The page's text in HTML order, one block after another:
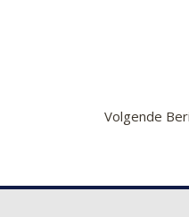
Volgende